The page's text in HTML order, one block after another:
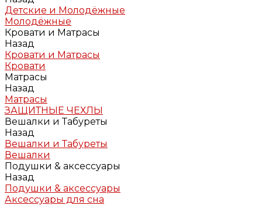
Детские и Молодёжные
Молодёжные
Кровати и Матрасы
Назад
Кровати и Матрасы
Кровати
Матрасы
Назад
Матрасы
ЗАЩИТНЫЕ ЧЕХЛЫ
Вешалки и Табуреты
Назад
Вешалки и Табуреты
Вешалки
Подушки & аксессуары
Назад
Подушки & аксессуары
Аксессуары для сна